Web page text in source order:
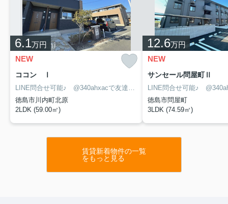
6.1万円
NEW
ココン Ⅰ
LINE問合せ可能♪ @340ahxacで友達検索して下さい
徳島市川内町北原
2LDK (59.00㎡)
12.6万円
NEW
サンセール問屋町Ⅱ
徳島市問屋町
3LDK (74.59㎡)
賃貸新着物件の一覧
をもっと見る